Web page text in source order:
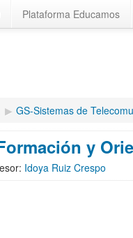
Plataforma Educamos
▶︎ GS-Sistemas de
y
Idoya Ruiz Crespo